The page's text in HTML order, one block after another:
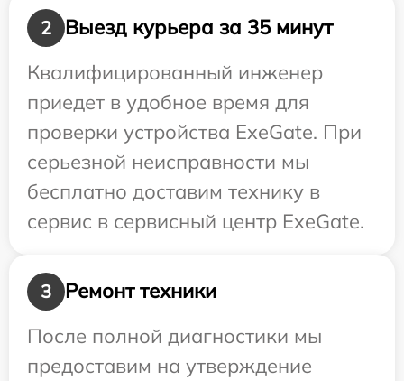
2
Выезд курьера за 35 минут
Квалифицированный инженер
приедет в удобное время для
проверки устройства ExeGate. При
серьезной неисправности мы
бесплатно доставим технику в
сервис в сервисный центр ExeGate.
3
Ремонт техники
После полной диагностики мы
предоставим на утверждение